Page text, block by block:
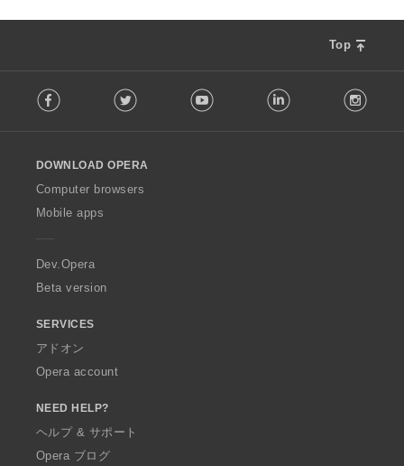
Top
o
w
O
p
a
Facebook Twitter Youtube LinkedIn
DOWNLOAD OPERA
Computer browsers
Mobile apps
Dev.Opera
Beta version
SERVICES
アドオン
Opera account
NEED HELP?
ヘルプ & サポート
Opera ブログ